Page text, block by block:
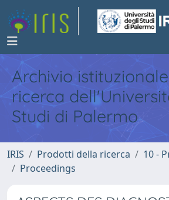
Archivio
ricerca
Studi di Palermo
IRIS Prodotti della ricerca
10 -
Proceedings